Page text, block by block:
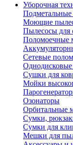
Уборочная
Моющие
Пылесосы для
Поломоечные
Сетевые
Сушки для
Мойки
Озонаторы
Орбитальные
Сумки,
Сумки для
Мешки для